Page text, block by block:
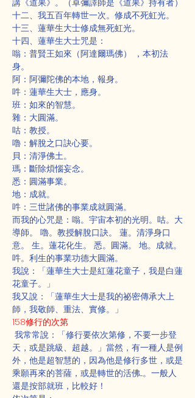
講《道果》。（卓彌譯師是《道果》持有者）
十二、我五百年轉世一次。修成不死虹光。
十三、蓮華生大士修成無死虹光。
十四、蓮華生大士咒是：
嗡：普賢王如來（阿達爾瑪佛） ，本初法
身。
阿：阿彌陀佛的本地，報身。
吽：蓮華生大士，應身。
班：如來的智慧。
雜：大圓滿。
咕：教授。
嚕：解脫之口訣心要。
貝：清淨佛土。
瑪：斷除煩惱妄念。
悉：圓滿事業。
地：成就。
吽：三世諸佛的事業成就圓滿。
而我的心咒是：嗡。宇宙本初的光明。咕。大
導師。 嚕。教授解脫口訣。 蓮。清淨身口
意。 生。蓮花化生。 悉。圓滿。 地。成就。
吽。利生的事業功德大圓滿。
我說：「蓮華生大士是紅蓮花童子，我是白蓮
花童子。」
我又說：「蓮華生大士是我的祕密傳承大上
師，我敬師、重法、實修。」
158修行的次第
我常常說：「修行要依次第修，不要一步登
天，或是跳級、超越。」當然，有一種人是例
外，他是超智慧的，因為他是修行多世，或是
乘願再來的菩薩，或是轉世的活佛....。一般人
還是按部就班，比較好！